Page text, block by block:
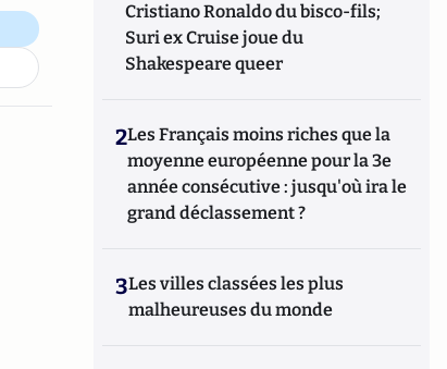
Cristiano Ronaldo du bisco-fils;
Suri ex Cruise joue du
Shakespeare queer
2Les Français moins riches que la
moyenne européenne pour la 3e
année consécutive : jusqu'où ira le
grand déclassement ?
3Les villes classées les plus
malheureuses du monde